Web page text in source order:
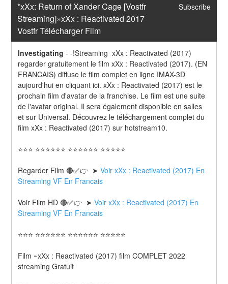
*xXx: Return of Xander Cage [Vostfr
Streaming]»xXx : Reactivated 2017
Vostfr Télécharger Film
Subscribe
Investigating --!Streaming  xXx : Reactivated (2017)
regarder gratuitement le film xXx : Reactivated (2017). (EN
FRANCAIS) diffuse le film complet en ligne IMAX-3D
aujourd'hui en cliquant ici. xXx : Reactivated (2017) est le
prochain film d'avatar de la franchise. Le film est une suite
de l'avatar original. Il sera également disponible en salles
et sur Universal. Découvrez le téléchargement complet du
film xXx : Reactivated (2017) sur hotstream10.
⭐⭐⭐ ⭐⭐⭐⭐⭐⭐ ⭐⭐⭐⭐⭐⭐ ⭐⭐⭐⭐⭐
Regarder Film 🔴✅👉  ➤ Voir xXx : Reactivated (2017) En
Streaming VF En Francais
Voir Film HD 🔴✅👉  ➤ Voir xXx : Reactivated (2017) En
Streaming VF En Francais
⭐⭐⭐ ⭐⭐⭐⭐⭐⭐ ⭐⭐⭐⭐⭐⭐ ⭐⭐⭐⭐⭐
Film ~xXx : Reactivated (2017) film COMPLET 2022
streaming Gratuit